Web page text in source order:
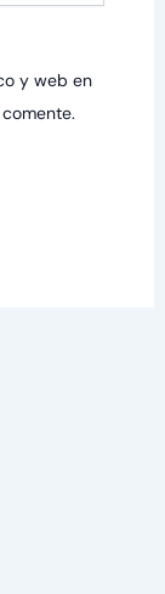
y web en